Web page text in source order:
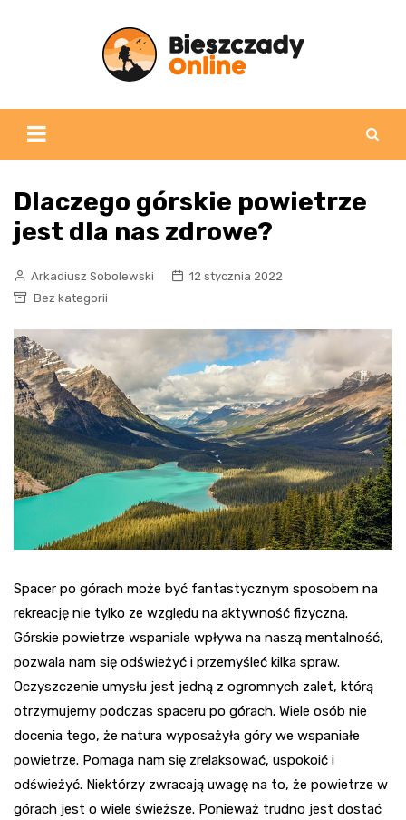
Dlaczego górskie powietrze
jest dla nas zdrowe?
Arkadiusz Sobolewski
12 stycznia 2022
Bez kategorii
Spacer po górach może być fantastycznym sposobem na
rekreację nie tylko ze względu na aktywność fizyczną.
Górskie powietrze wspaniale wpływa na naszą mentalność,
pozwala nam się odświeżyć i przemyśleć kilka spraw.
Oczyszczenie umysłu jest jedną z ogromnych zalet, którą
otrzymujemy podczas spaceru po górach. Wiele osób nie
docenia tego, że natura wyposażyła góry we wspaniałe
powietrze. Pomaga nam się zrelaksować, uspokoić i
odświeżyć. Niektórzy zwracają uwagę na to, że powietrze w
górach jest o wiele świeższe. Ponieważ trudno jest dostać